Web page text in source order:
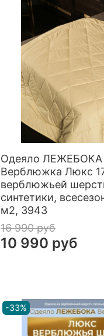
Одеяло ЛЕЖЕБОКА
Верблюжка Люкс
верблюжьей
синтетики,
м2, 3943
16 990 руб
10 990 руб
-33%